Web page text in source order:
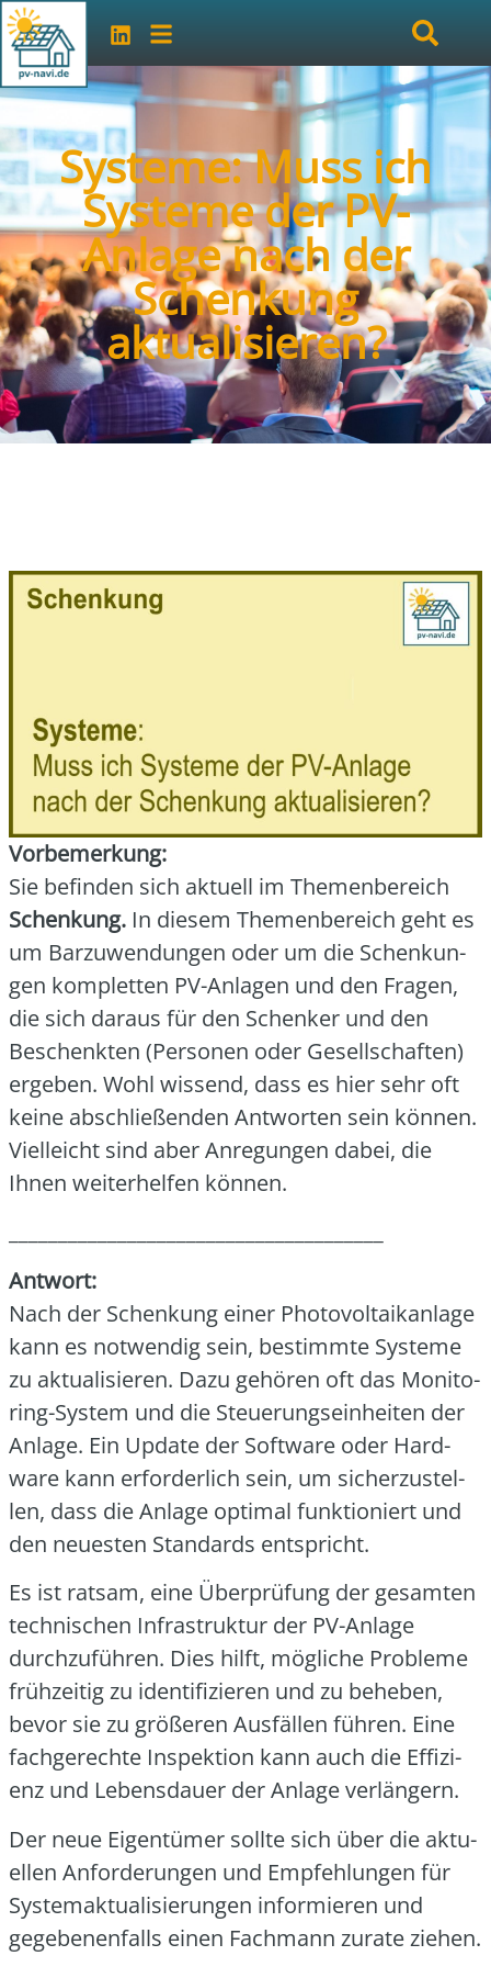
Systeme: Muss ich
Systeme der PV-
Anlage nach der
Schenkung
aktualisieren?
Vor­be­mer­kung:
Sie befin­den sich aktu­ell im The­men­be­reich
Schen­kung. In die­sem The­men­be­reich geht es
um Bar­zu­wen­dun­gen oder um die Schen­kun­
gen kom­plet­ten PV-Anla­gen und den Fra­gen,
die sich dar­aus für den Schen­ker und den
Beschenk­ten (Per­so­nen oder Gesell­schaf­ten)
erge­ben. Wohl wis­send, dass es hier sehr oft
kei­ne abschlie­ßen­den Ant­wor­ten sein kön­nen.
Viel­leicht sind aber Anre­gun­gen dabei, die
Ihnen wei­ter­hel­fen kön­nen.
Ant­wort:
Nach der Schen­kung einer Pho­to­vol­ta­ik­an­la­ge
kann es not­wen­dig sein, bestimm­te Sys­te­me
zu aktua­li­sie­ren. Dazu gehö­ren oft das Moni­to­
ring-Sys­tem und die Steue­rungs­ein­hei­ten der
Anla­ge. Ein Update der Soft­ware oder Hard­
ware kann erfor­der­lich sein, um sicher­zu­stel­
len, dass die Anla­ge opti­mal funk­tio­niert und
den neu­es­ten Stan­dards ent­spricht.
Es ist rat­sam, eine Über­prü­fung der gesam­ten
tech­ni­schen Infra­struk­tur der PV-Anla­ge
durch­zu­füh­ren. Dies hilft, mög­li­che Pro­ble­me
früh­zei­tig zu iden­ti­fi­zie­ren und zu behe­ben,
bevor sie zu grö­ße­ren Aus­fäl­len füh­ren. Eine
fach­ge­rech­te Inspek­ti­on kann auch die Effi­zi­
enz und Lebens­dau­er der Anla­ge ver­län­gern.
Der neue Eigen­tü­mer soll­te sich über die aktu­
el­len Anfor­de­run­gen und Emp­feh­lun­gen für
Sys­tem­ak­tua­li­sie­run­gen infor­mie­ren und
gege­be­nen­falls einen Fach­mann zura­te zie­hen.